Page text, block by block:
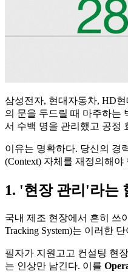
삼성전자, 현대자동차, HD
의 문을 두드릴 때 마주하는
서 수백 명을 관리했고 공정
이유는 명확하다. 당신의 경
(Context) 자체를 재정의해
1. '현장 관리'라는
국내 제조 현장에서 흔히 쓰
Tracking System)는 이러한
필자가 지원고고 컨설팅 현
는 인상만 남긴다. 이를